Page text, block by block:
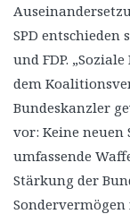
SPD entschieden
und FDP.
dem
Bundeskanzler
vor: Keine neuen
umfassende
Stärkung der